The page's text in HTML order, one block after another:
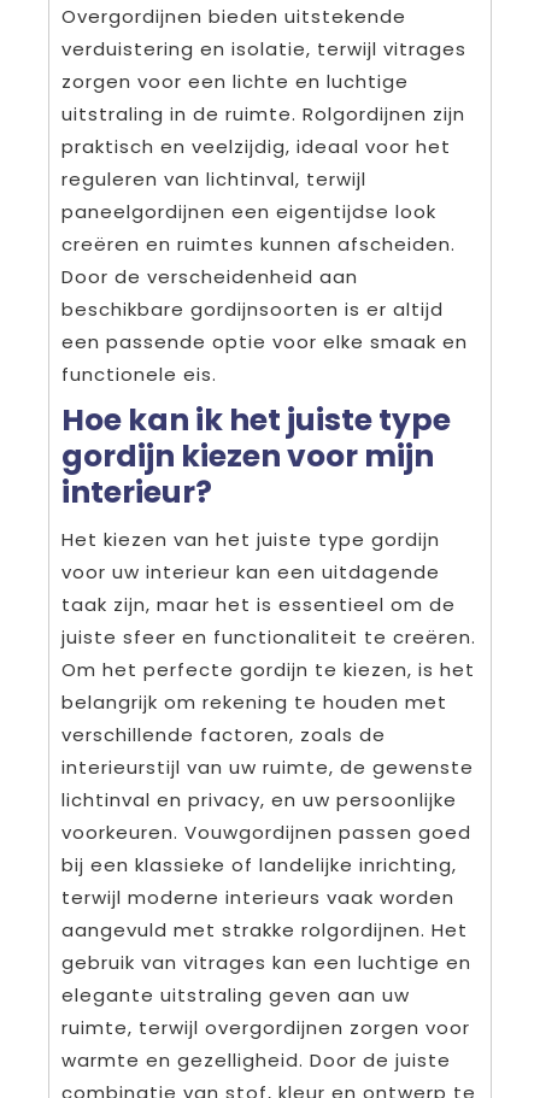
Overgordijnen bieden uitstekende
verduistering en isolatie, terwijl vitrages
zorgen voor een lichte en luchtige
uitstraling in de ruimte. Rolgordijnen zijn
praktisch en veelzijdig, ideaal voor het
reguleren van lichtinval, terwijl
paneelgordijnen een eigentijdse look
creëren en ruimtes kunnen afscheiden.
Door de verscheidenheid aan
beschikbare gordijnsoorten is er altijd
een passende optie voor elke smaak en
functionele eis.
Hoe kan ik het juiste type
gordijn kiezen voor mijn
interieur?
Het kiezen van het juiste type gordijn
voor uw interieur kan een uitdagende
taak zijn, maar het is essentieel om de
juiste sfeer en functionaliteit te creëren.
Om het perfecte gordijn te kiezen, is het
belangrijk om rekening te houden met
verschillende factoren, zoals de
interieurstijl van uw ruimte, de gewenste
lichtinval en privacy, en uw persoonlijke
voorkeuren. Vouwgordijnen passen goed
bij een klassieke of landelijke inrichting,
terwijl moderne interieurs vaak worden
aangevuld met strakke rolgordijnen. Het
gebruik van vitrages kan een luchtige en
elegante uitstraling geven aan uw
ruimte, terwijl overgordijnen zorgen voor
warmte en gezelligheid. Door de juiste
combinatie van stof, kleur en ontwerp te